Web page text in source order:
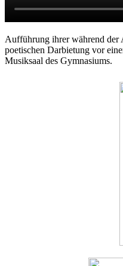
Aufführung ihrer während der
poetischen Darbietung vor
Musiksaal des Gymnasiums.